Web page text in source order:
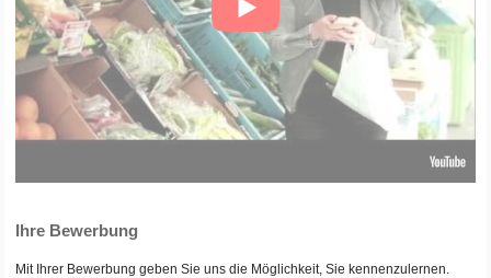
Ihre Bewerbung
Mit Ihrer Bewerbung geben Sie uns die Möglichkeit, Sie kennenzulernen.